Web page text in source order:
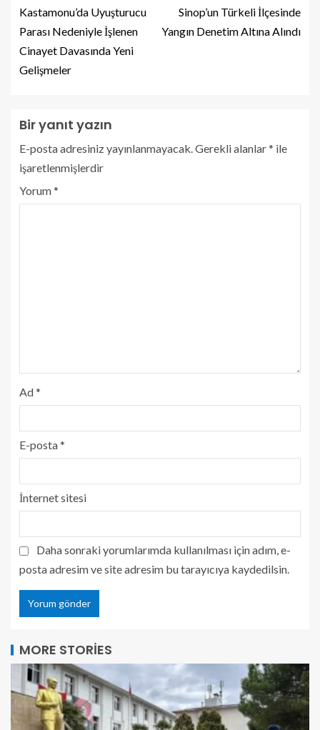
Kastamonu’da Uyuşturucu
Parası Nedeniyle İşlenen
Cinayet Davasında Yeni
Gelişmeler
Sinop’un Türkeli İlçesinde
Yangın Denetim Altına Alındı
Bir yanıt yazın
E-posta adresiniz yayınlanmayacak. Gerekli alanlar* ile
işaretlenmişlerdir
Yorum*
Ad*
E-posta*
İnternet sitesi
Daha sonraki yorumlarımda kullanılması için adım, e-
posta adresim ve site adresim bu tarayıcıya kaydedilsin.
MORE STORIES